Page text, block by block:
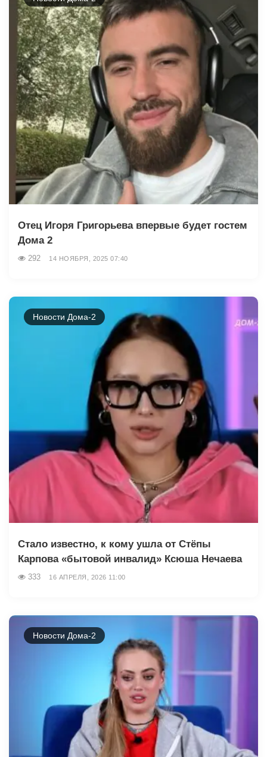
Отец Игоря Григорьева впервые будет гостем
Дома 2
292 14 НОЯБРЯ, 2025 07:40
Новости Дома-2
Стало известно, к кому ушла от Стёпы
Карпова «бытовой инвалид» Ксюша Нечаева
333 16 АПРЕЛЯ, 2026 11:00
Новости Дома-2